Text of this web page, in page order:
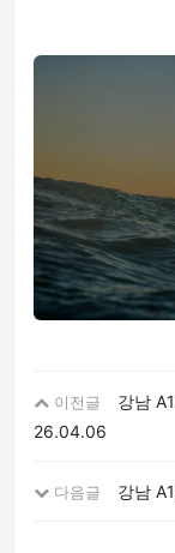
이전글
강남
26.04.06
다음글 강남